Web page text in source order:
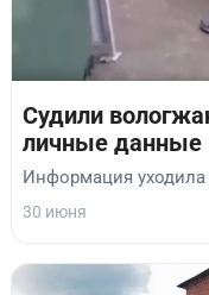
Судили
личные данные
Информация
30 июня